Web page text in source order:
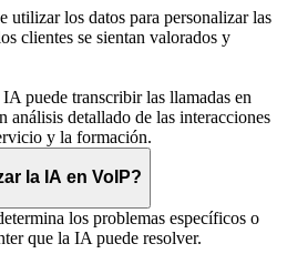
utilizar los datos para personalizar las
clientes se sientan valorados y
IA puede transcribir las llamadas en
análisis detallado de las interacciones
y la formación.
la IA en VoIP?
los problemas específicos o
que la IA puede resolver.